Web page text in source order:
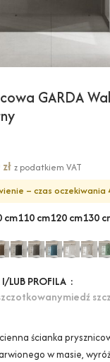
GARDA
zł z podatkiem VAT
– czas oczekiwania
cm110 cm120 cm130
LUB PROFILA
miedź
ścianka
w masie,